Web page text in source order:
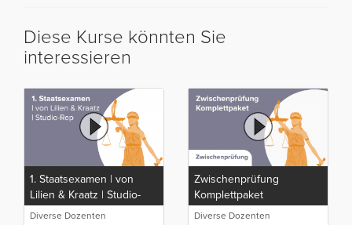
Diese Kurse könnten Sie
interessieren
1. Staatsexamen | von
Lilien & Kraatz | Studio-
Rep
Diverse Dozenten
Zwischenprüfung
Komplettpaket
Diverse Dozenten